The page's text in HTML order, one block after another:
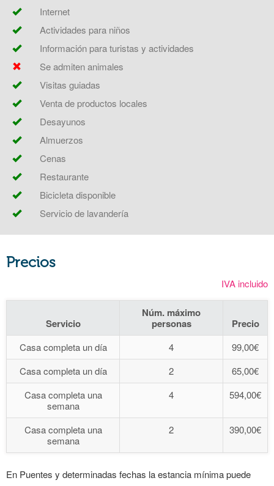
Internet
Actividades para niños
Información para turistas y actividades
Se admiten animales
Visitas guiadas
Venta de productos locales
Desayunos
Almuerzos
Cenas
Restaurante
Bicicleta disponible
Servicio de lavandería
Precios
IVA incluido
Servicio
Núm. máximo
personas
Precio
Casa completa un día 4
99,00€
Casa completa un día
2
65,00€
Casa completa una
semana
4 594,00€
Casa completa una
semana
2 390,00€
En Puentes y determinadas fechas la estancia mínima puede